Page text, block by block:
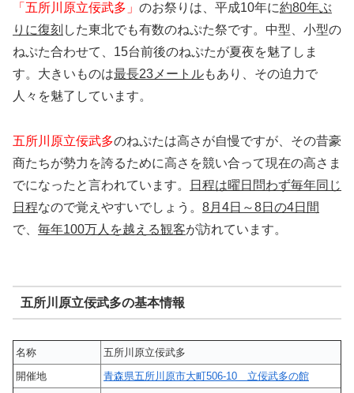
「五所川原立佞武多」 のお祭りは、平成10年に約80年ぶ
りに復刻 した東北でも有数のねぷた祭です。中型、小型の
ねぷた合わせて、15台前後のねぷたが夏夜を魅了しま
す。大きいものは最長23メートルもあり、その迫力で
人々を魅了しています。
五所川原立佞武多のねぷたは高さが自慢ですが、その昔豪
商たちが勢力を誇るために高さを競い合って現在の高さま
でになったと言われています。
日程は曜日問わず毎年同じ
日程なので覚えやすいでしょう。 8月4日～8日の4日間
で、 毎年100万人を越える観客が訪れています。
五所川原立佞武多の基本情報
名称
五所川原立佞武多
開催地
青森県五所川原市大町506-10 立佞武多の館